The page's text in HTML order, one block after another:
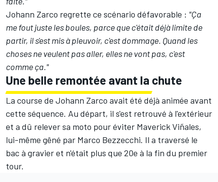
Johann Zarco regrette ce scénario défavorable : "Ça
me fout juste les boules, parce que c'était déjà limite de
partir, il s'est mis à pleuvoir, c'est dommage. Quand les
choses ne veulent pas aller, elles ne vont pas, c'est
comme ça."
Une belle remontée avant la chute
La course de Johann Zarco avait été déjà animée avant
cette séquence. Au départ, il s'est retrouvé à l'extérieur
et a dû relever sa moto pour éviter Maverick Viñales,
lui-même gêné par Marco Bezzecchi. Il a traversé le
bac à gravier et n'était plus que 20e à la fin du premier
tour.